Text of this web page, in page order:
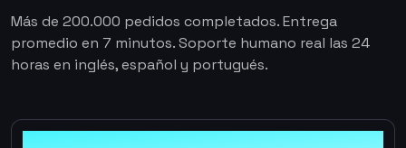
Más de 200.000 pedidos completados. Entrega
promedio en 7 minutos. Soporte humano real las 24
horas en inglés, español y portugués.